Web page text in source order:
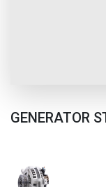
GENERATOR